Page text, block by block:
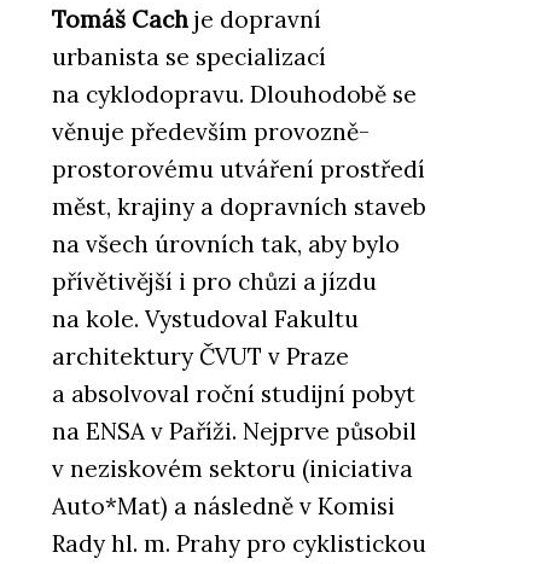
Tomáš Cach je dopravní
urbanista se specializací
na cyklodopravu. Dlouhodobě se
věnuje především provozně-
prostorovému utváření prostředí
měst, krajiny a dopravních staveb
na všech úrovních tak, aby bylo
přívětivější i pro chůzi a jízdu
na kole. Vystudoval Fakultu
architektury ČVUT v Praze
a absolvoval roční studijní pobyt
na ENSA v Paříži. Nejprve působil
v neziskovém sektoru (iniciativa
Auto*Mat) a následně v Komisi
Rady hl. m. Prahy pro cyklistickou